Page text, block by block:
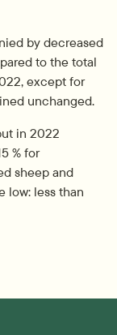
by decreased
to the total
except for
unchanged.
in 2022
% for
sheep and
low: less than